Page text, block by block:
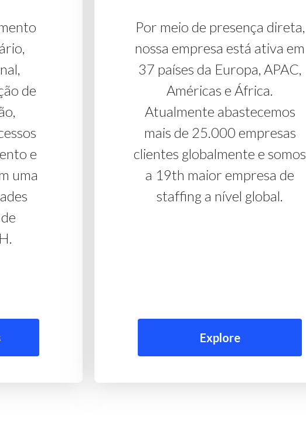
de
e
uma
Por meio de presença direta,
nossa empresa está ativa em
37 países da Europa, APAC,
Américas e África.
Atualmente abastecemos
mais de 25.000 empresas
clientes globalmente e somos
a 19th maior empresa de
staffing a nível global.
Explore